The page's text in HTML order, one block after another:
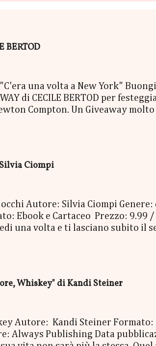
BERTOD
"C'era una volta a New York"
di CECILE BERTOD per
Compton. Un Giveaway
Mucchina Portachiavi - un
Ciompi
Autore: Silvia Ciompi
Ebook e Cartaceo Prezzo: 9.99
una volta e ti lasciano subito il
è entrato nella vita di
così pieno di risate, di baci e così
Whiskey" di Kandi Steiner
Autore: Kandi Steiner
Always Publishing Data